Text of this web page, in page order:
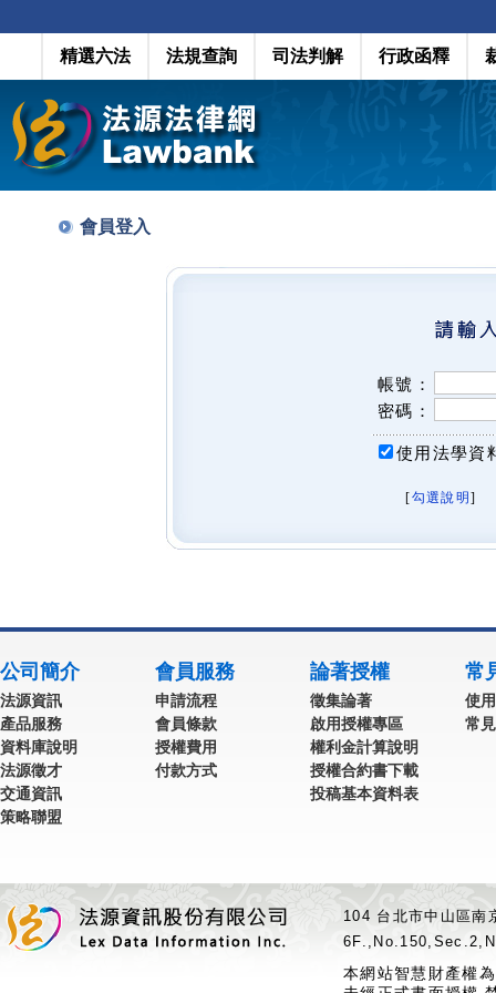
精選六法 法規查詢 司法判解 行政函釋
會員登入
帳號：
密碼：
使用法學資
[勾選說明 ]
公司簡介
法源資訊
產品服務
資料庫說明
法源徵才
交通資訊
策略聯盟
會員服務
申請流程
會員條款
授權費用
付款方式
論著授權
徵集論著
啟用授權專區
權利金計算說明
授權合約書下載
投稿基本資料表
常
使
常
104 台北市中山區
本網站智慧財產權